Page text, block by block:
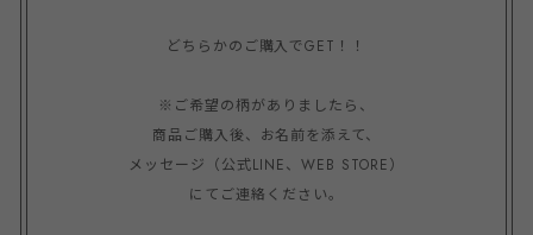
どちらかのご購入でGET！！
※ご希望の柄がありましたら、
商品ご購入後、お名前を添えて、
メッセージ（公式LINE、WEB STORE）
にてご連絡ください。